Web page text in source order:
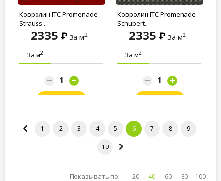
Ковролин ITC Promenade
Strauss...
2335 За м2
За м2
Ковролин ITC Promenade
Schubert...
2335 За м2
За м2
1 2 3 4 5 6 7 8 9
10
Показывать по: 20 40 60 80 100